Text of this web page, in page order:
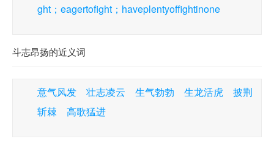
ght；eagertofight；haveplentyoffightinone
斗志昂扬的近义词
意气风发 壮志凌云 生气勃勃 生龙活虎 披荆
斩棘 高歌猛进